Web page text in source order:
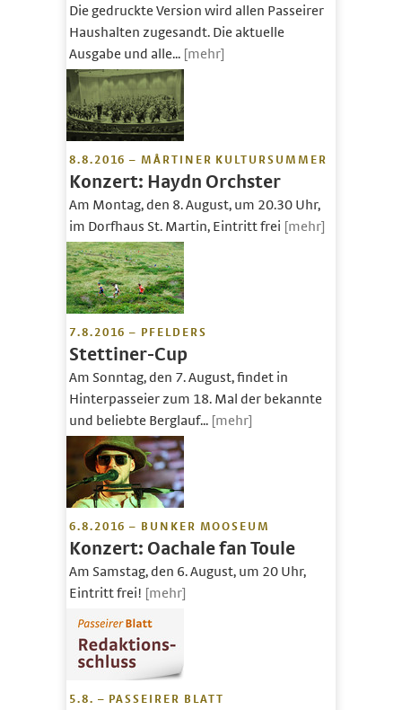
Die gedruckte Version wird allen Passeirer
Haushalten zugesandt. Die aktuelle
Ausgabe und alle... [mehr]
8.8.2016 – MÅRTINER KULTURSUMMER
Konzert: Haydn Orchster
Am Montag, den 8. August, um 20.30 Uhr,
im Dorfhaus St. Martin, Eintritt frei [mehr]
7.8.2016 – PFELDERS
Stettiner-Cup
Am Sonntag, den 7. August, findet in
Hinterpasseier zum 18. Mal der bekannte
und beliebte Berglauf... [mehr]
6.8.2016 – BUNKER MOOSEUM
Konzert: Oachale fan Toule
Am Samstag, den 6. August, um 20 Uhr,
Eintritt frei! [mehr]
5.8. – PASSEIRER BLATT